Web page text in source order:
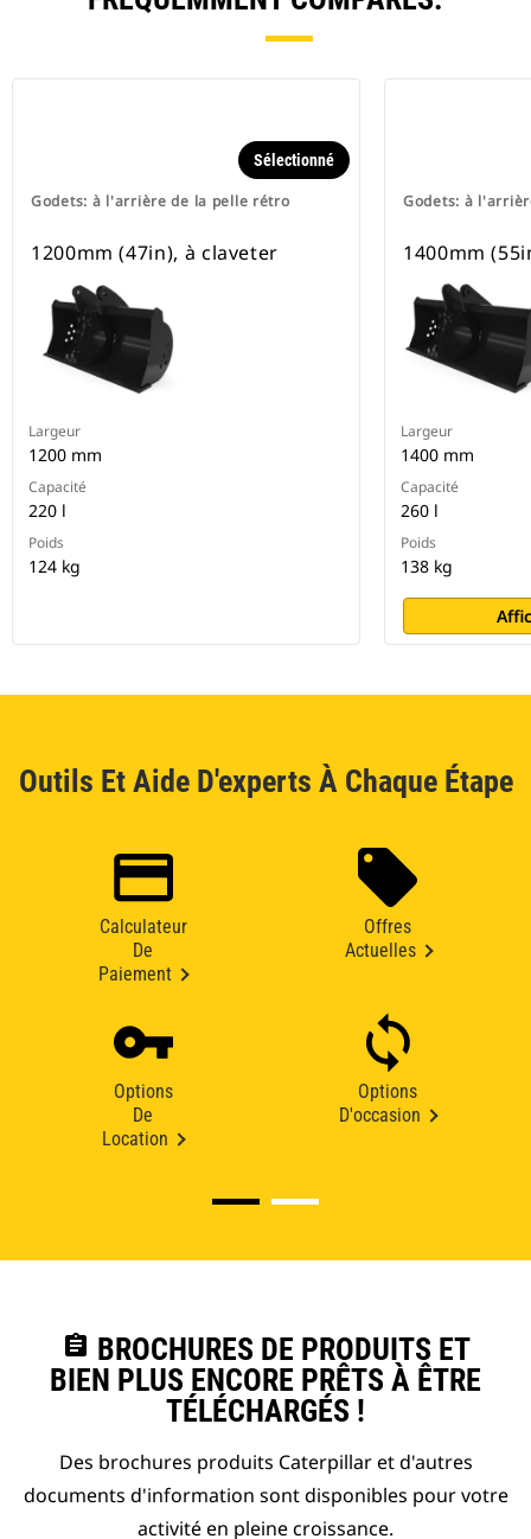
Godets: à l'arrière de la pelle rétro
Sélectionné
1200mm (47in), à claveter
Largeur
1200 mm
Capacité
220 l
Poids
124 kg
Godets: à
1400mm
Largeur
1400 mm
Capacité
260 l
Poids
138 kg
Outils Et Aide D'experts À Chaque Étape
Calculateur
De
Paiement
Offres
Actuelles
Options
De
Location
Options
D'occasion
assignment BROCHURES DE PRODUITS ET
BIEN PLUS ENCORE PRÊTS À ÊTRE
TÉLÉCHARGÉS !
Des brochures produits Caterpillar et d'autres
documents d'information sont disponibles pour votre
activité en pleine croissance.